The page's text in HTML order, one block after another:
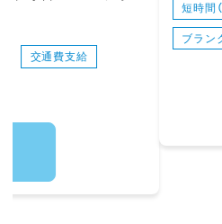
が身につくような温
・お昼寝（午睡）の準
ク
・保育室の環境設定や
※未経験の方や経験
スタッフが優しくフ
短時間（